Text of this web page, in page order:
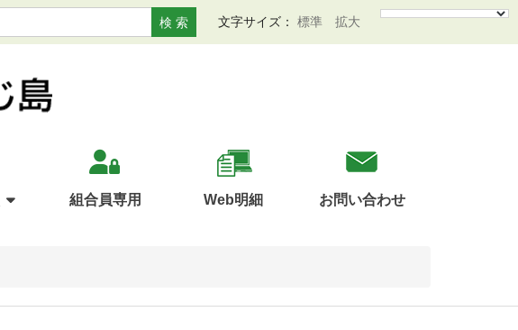
検 索 文字サイズ：標準 拡大
組合員専用 Web明細 お問い合わせ